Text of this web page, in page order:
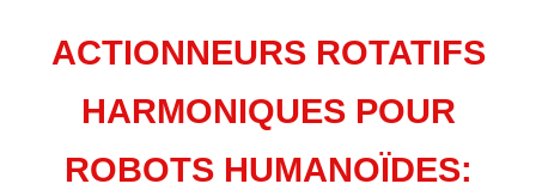
ACTIONNEURS ROTATIFS
HARMONIQUES POUR
ROBOTS HUMANOÏDES: